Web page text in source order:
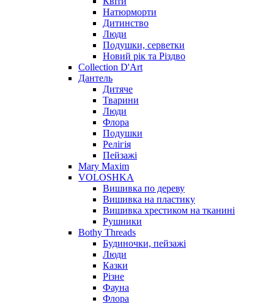
Натюрморти
Дитинство
Люди
Подушки, серветки
Новий рік та Різдво
Collection D'Art
Дантель
Дитяче
Тварини
Люди
Флора
Подушки
Релігія
Пейзажі
Mary Maxim
VOLOSHKA
Вишивка по дереву
Вишивка на пластику
Вишивка хрестиком на тканині
Рушники
Bothy Threads
Будиночки, пейзажі
Люди
Казки
Різне
Фауна
Флора